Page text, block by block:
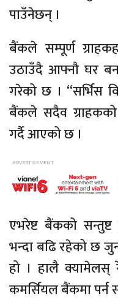
पाउँनेछन् ।
बैंकले सम्पूर्ण
उठाउँदै आफ्नौ घर
गरेको छ । “सर्भिस
बैंकले सदैव ग्राहकको
गर्दै आएको छ ।
एभरेष्ट बैंकको
भन्दा बढि रहेको छ
हो । हालै क्यामेलस्
कमर्सियल बैंकमा